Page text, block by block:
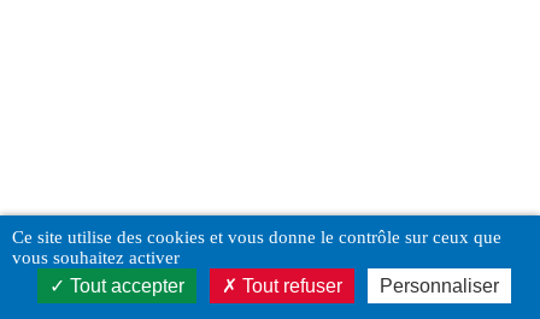
Ce site utilise des cookies et vous donne le contrôle sur ceux que
vous souhaitez activer
Tout accepter Tout refuser Personnaliser